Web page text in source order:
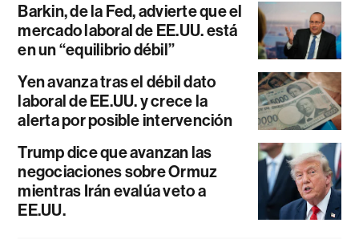
Barkin, de la Fed, advierte que el
mercado laboral de EE.UU. está
en un “equilibrio débil”
Yen avanza tras el débil dato
laboral de EE.UU. y crece la
alerta por posible intervención
Trump dice que avanzan las
negociaciones sobre Ormuz
mientras Irán evalúa veto a
EE.UU.